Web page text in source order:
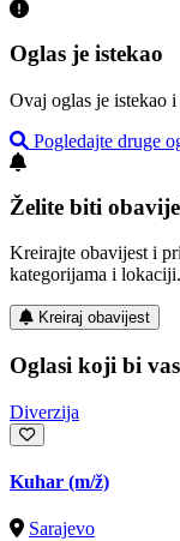
Oglas je istekao
Ovaj oglas je istekao
Pogledajte druge
Želite biti
Kreirajte obavijest i
kategorijama i lokaciji.
Kreiraj obavijest
Oglasi koji bi
Diverzija
Kuhar (m/ž)
Sarajevo